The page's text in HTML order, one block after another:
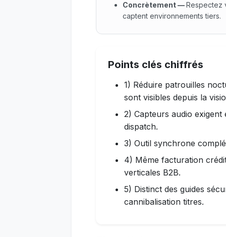
Concrètement—Respectez
captent environnements tiers.
En contexte : Trois articles
Points clés chiffrés
1) Réduire patrouilles
sont visibles depuis la
2) Capteurs audio
dispatch.
3) Outil synchrone
4) Même facturation
verticales B2B.
5) Distinct des guides
cannibalisation titres.